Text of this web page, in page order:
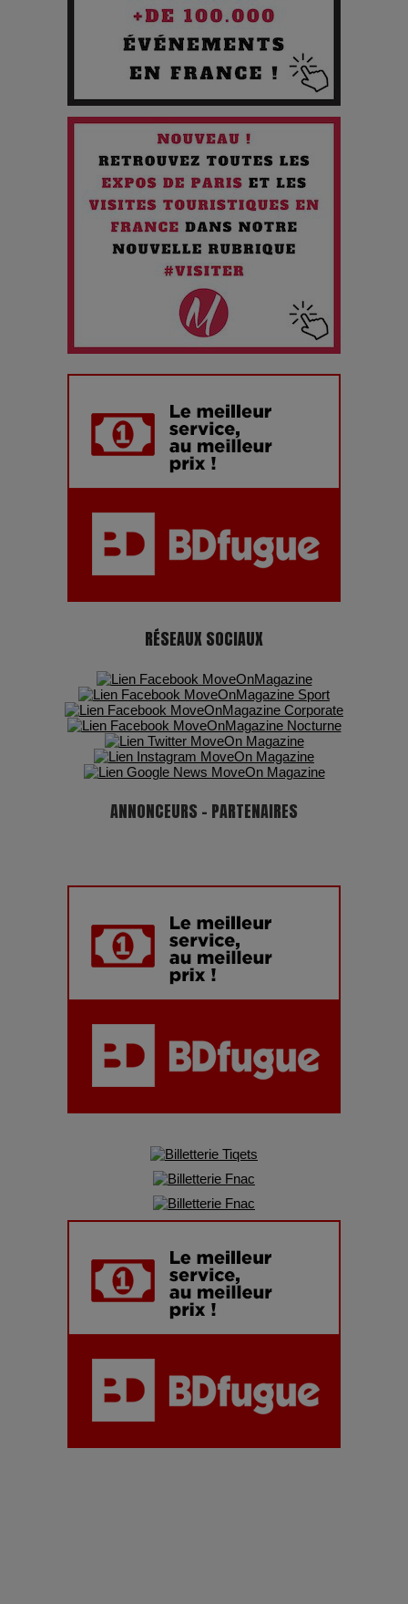
Paradoxe qui Chante le Futur
Chien 51 - Quand l’IA prend le pouvoir : une plongée dans un
futur troublant
Maïra Kerey, la “voix d’or du Kazakhstan”, célèbre ses 30
ans de carrière à la Salle Gaveau
Les dessous de la fast fashion : un désastre écologique en
7 Techniques Secrètes des Photographes de Stars
Adieu Jean-Pat : rire au bord du précipice
Pharaonic Festival 2025 : 10 ans d’électro sous les
montagnes, une fête à ne pas manquer
RÉSEAUX SOCIAUX
ANNONCEURS - PARTENAIRES